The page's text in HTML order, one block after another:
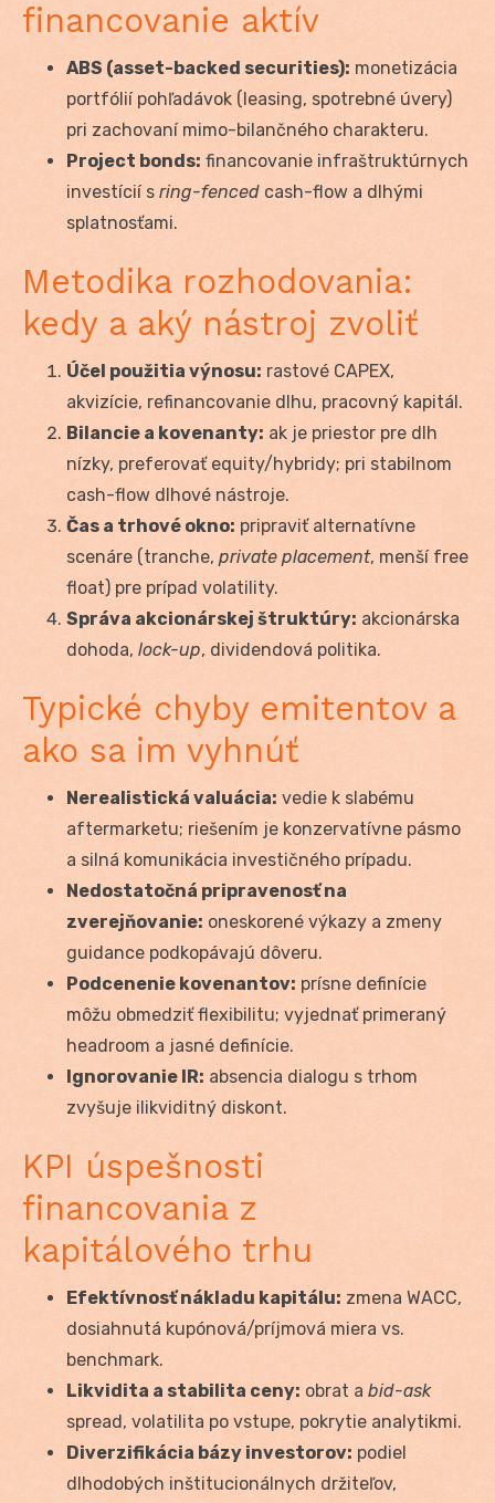
financovanie aktív
ABS (asset-backed securities): monetizácia
portfólií pohľadávok (leasing, spotrebné úvery)
pri zachovaní mimo-bilančného charakteru.
Project bonds: financovanie infraštruktúrnych
investícií s ring-fenced cash-flow a dlhými
splatnosťami.
Metodika rozhodovania:
kedy a aký nástroj zvoliť
Účel použitia výnosu: rastové CAPEX,
akvizície, refinancovanie dlhu, pracovný kapitál.
Bilancie a kovenanty: ak je priestor pre dlh
nízky, preferovať equity/hybridy; pri stabilnom
cash-flow dlhové nástroje.
Čas a trhové okno: pripraviť alternatívne
scenáre (tranche, private placement, menší free
float) pre prípad volatility.
Správa akcionárskej štruktúry: akcionárska
dohoda, lock-up, dividendová politika.
Typické chyby emitentov a
ako sa im vyhnúť
Nerealistická valuácia: vedie k slabému
aftermarketu; riešením je konzervatívne pásmo
a silná komunikácia investičného prípadu.
Nedostatočná pripravenosť na
zverejňovanie: oneskorené výkazy a zmeny
guidance podkopávajú dôveru.
Podcenenie kovenantov: prísne definície
môžu obmedziť flexibilitu; vyjednať primeraný
headroom a jasné definície.
Ignorovanie IR: absencia dialogu s trhom
zvyšuje ilikviditný diskont.
KPI úspešnosti
financovania z
kapitálového trhu
Efektívnosť nákladu kapitálu: zmena WACC,
dosiahnutá kupónová/príjmová miera vs.
benchmark.
Likvidita a stabilita ceny: obrat a bid-ask
spread, volatilita po vstupe, pokrytie analytikmi.
Diverzifikácia bázy investorov: podiel
dlhodobých inštitucionálnych držiteľov,